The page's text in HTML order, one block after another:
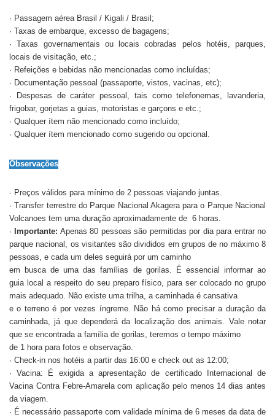
· Passagem aérea Brasil / Kigali / Brasil;
· Taxas de embarque, excesso de bagagens;
· Taxas governamentais ou locais cobradas pelos hotéis, parques,
locais de visitação, etc.;
· Refeições e bebidas não mencionadas como incluídas;
· Documentação pessoal (passaporte, vistos, vacinas, etc);
· Despesas de caráter pessoal, tais como telefonemas, lavanderia,
frigobar, gorjetas a guias, motoristas e garçons e etc.;
· Qualquer ítem não mencionado como incluído;
· Qualquer ítem mencionado como sugerido ou opcional.
Observações
· Preços válidos para mínimo de 2 pessoas viajando juntas.
·Transfer terrestre do Parque Nacional Akagera para o Parque Nacional
Volcanoes tem uma duração aproximadamente de 6 horas.
· Importante: Apenas 80 pessoas são permitidas por dia para entrar no
parque nacional, os visitantes são divididos em grupos de no máximo 8
pessoas, e cada um deles seguirá por um caminho
em busca de uma das famílias de gorilas. É essencial informar ao
guia local a respeito do seu preparo físico, para ser colocado no grupo
mais adequado. Não existe uma trilha, a caminhada é cansativa
e o terreno é por vezes íngreme. Não há como precisar a duração da
caminhada, já que dependerá da localização dos animais. Vale notar
que se encontrada a família de gorilas, teremos o tempo máximo
de 1 hora para fotos e observação.
· Check-in nos hotéis a partir das 16:00 e check out as 12:00;
· Vacina: É exigida a apresentação de certificado Internacional de
Vacina Contra Febre-Amarela com aplicação pelo menos 14 dias antes
da viagem.
· É necessário passaporte com validade mínima de 6 meses da data de